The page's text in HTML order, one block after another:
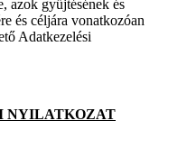
azok gyűjtésének és
és céljára vonatkozóan
Adatkezelési